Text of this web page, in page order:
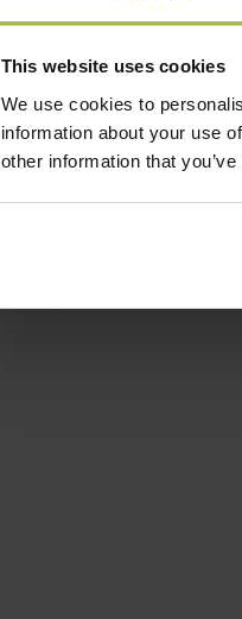
This website uses cookies
We use cookies to
information about your use
other information that